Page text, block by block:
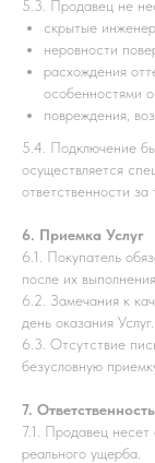
5.3. Продавец не
скрытые
неровности
расхождения
особенностями
повреждения,
5.4. Подключение
осуществляется
ответственности
6. Приемка Услуг
6.1. Покупатель
после их выполнения.
6.2. Замечания к
день оказания Услуг.
6.3. Отсутствие
безусловную
7.
7.1. Продавец несет
реального ущерба.